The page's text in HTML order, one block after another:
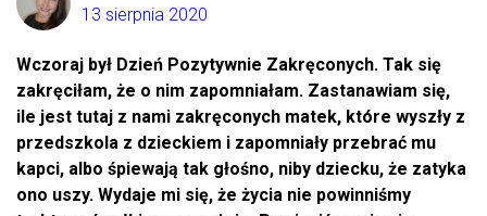
13 sierpnia 2020
Wczoraj był Dzień Pozytywnie Zakręconych. Tak się
zakręciłam, że o nim zapomniałam. Zastanawiam się,
ile jest tutaj z nami zakręconych matek, które wyszły z
przedszkola z dzieckiem i zapomniały przebrać mu
kapci, albo śpiewają tak głośno, niby dziecku, że zatyka
ono uszy. Wydaje mi się, że życia nie powinniśmy